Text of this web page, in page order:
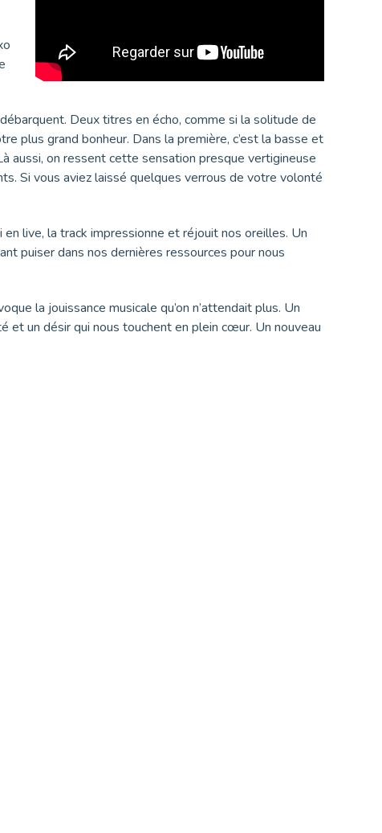
Deux titres en écho, comme si la solitude de
plus grand bonheur. Dans la première, c’est la basse et
aussi, on ressent cette sensation presque vertigineuse
Si vous aviez laissé quelques verrous de votre volonté
live, la track impressionne et réjouit nos oreilles. Un
puiser dans nos dernières ressources pour nous
la jouissance musicale qu’on n’attendait plus. Un
et un désir qui nous touchent en plein cœur. Un nouveau